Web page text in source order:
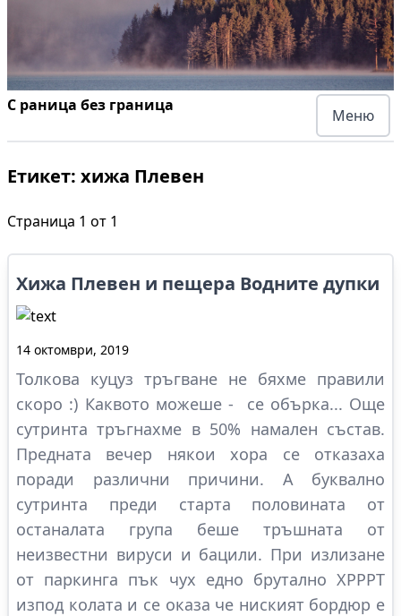
С раница без граница
Меню
Етикет: хижа Плевен
Страница 1 от 1
Хижа Плевен и пещера Водните дупки
14 октомври, 2019
Толкова куцуз тръгване не бяхме правили
скоро :) Каквото можеше - се обърка... Още
сутринта тръгнахме в 50% намален състав.
Предната вечер някои хора се отказаха
поради различни причини. А буквално
сутринта преди старта половината от
останалата група беше тръшната от
неизвестни вируси и бацили. При излизане
от паркинга пък чух едно брутално ХРРРТ
изпод колата и се оказа че ниският бордюр е